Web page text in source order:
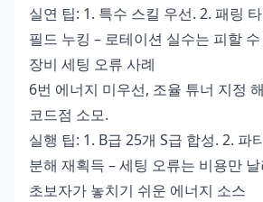
실연 팁: 1. 특수 스킬 우선. 2. 패링
필드 누킹 – 로테이션 실수는 피할
장비 세팅 오류 사례
6번 에너지 미우선, 조율 튜너 지정
코드점 소모.
실행 팁: 1. B급 25개 S급 합성. 2. 파
분해 재획득 – 세팅 오류는 비용만 날
초보자가 놓치기 쉬운 에너지 소스